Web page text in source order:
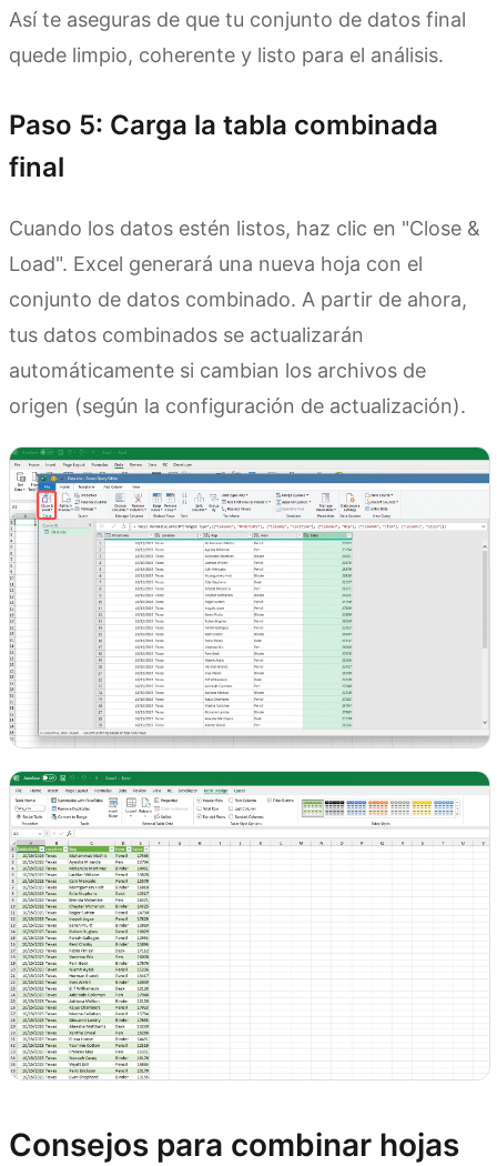
Así te aseguras de que tu conjunto de datos final
quede limpio, coherente y listo para el análisis.
Paso 5: Carga la tabla combinada
final
Cuando los datos estén listos, haz clic en "Close &
Load". Excel generará una nueva hoja con el
conjunto de datos combinado. A partir de ahora,
tus datos combinados se actualizarán
automáticamente si cambian los archivos de
origen (según la configuración de actualización).
Consejos para combinar hojas